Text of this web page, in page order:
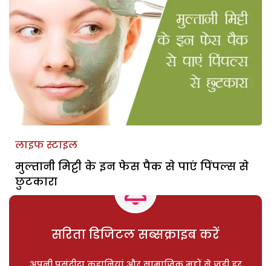
लाइफ स्टाइल
मुल्तानी मिट्टी के इन फेस पैक से पाएं पिंपल्स से
छुटकारा
सरिता डिजिटल सब्सक्राइब करें